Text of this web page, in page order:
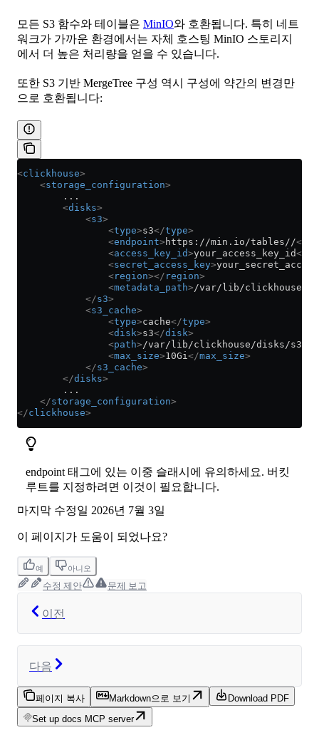
모든 S3 함수와 테이블은 MinIO와 호환됩니다. 특히 네트
워크가 가까운 환경에서는 자체 호스팅 MinIO 스토리지
에서 더 높은 처리량을 얻을 수 있습니다.
또한 S3 기반 MergeTree 구성 역시 구성에 약간의 변경만
으로 호환됩니다:
<clickhouse>
    <
storage_configuration>
        ...
        <
disks>
            <
s3>
                <
type>s3</type>
                <
endpoint> https://min.io/tables//</
                <
access_key_id>your_access_key_id</
                <
secret_access_key>
                <
region></ region>
                <
metadata_path> /var/lib/clickhouse/
            </
s3>
            <
s3_cache>
                <
type>cache</type>
                <
disk>s3</disk>
                <
path> /var/lib/clickhouse/disks/
                <
max_size>10Gi </max_size>
            </
s3_cache>
        </
disks>
        ...
    </
storage_configuration>
</clickhouse>
endpoint 태그에 있는 이중 슬래시에 유의하세요. 버킷
루트를 지정하려면 이것이 필요합니다.
마지막 수정일 2026년 7월 3일
이 페이지가 도움이 되었나요?
예 아니오
수정 제안 문제 보고
이전
다음
페이지 복사 Markdown으로 보기
Download PDF
Set up docs MCP server